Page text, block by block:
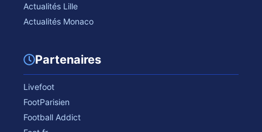
Actualités Lille
Actualités Monaco
Partenaires
Livefoot
FootParisien
Football Addict